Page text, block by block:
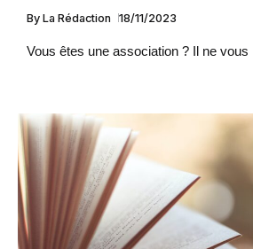
By La Rédaction 18/11/2023
Vous êtes une association ? Il ne vous